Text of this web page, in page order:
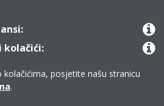
kolačići:
kolačićima, posjetite našu stranicu
.